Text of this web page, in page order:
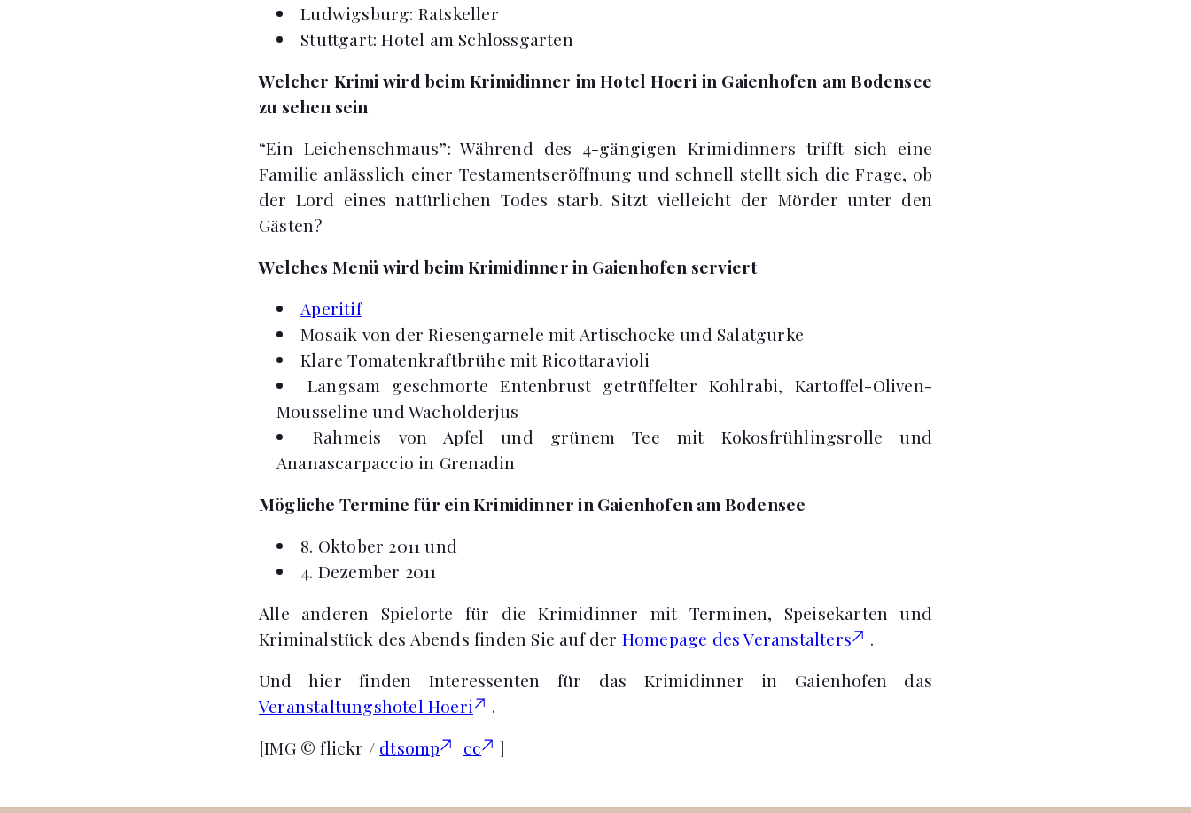
Ludwigsburg: Ratskeller
Stuttgart: Hotel am Schlossgarten
Welcher Krimi wird beim Krimidinner im Hotel Hoeri in Gaienhofen am Bodensee
zu sehen sein
“Ein Leichenschmaus”: Während des 4-gängigen Krimidinners trifft sich eine
Familie anlässlich einer Testamentseröffnung und schnell stellt sich die Frage, ob
der Lord eines natürlichen Todes starb. Sitzt vielleicht der Mörder unter den
Gästen?
Welches Menü wird beim Krimidinner in Gaienhofen serviert
Aperitif
Mosaik von der Riesengarnele mit Artischocke und Salatgurke
Klare Tomatenkraftbrühe mit Ricottaravioli
Langsam geschmorte Entenbrust getrüffelter Kohlrabi, Kartoffel-Oliven-
Mousseline und Wacholderjus
Rahmeis von Apfel und grünem Tee mit Kokosfrühlingsrolle und
Ananascarpaccio in Grenadin
Mögliche Termine für ein Krimidinner in Gaienhofen am Bodensee
8. Oktober 2011 und
4. Dezember 2011
Alle anderen Spielorte für die Krimidinner mit Terminen, Speisekarten und
Kriminalstück des Abends finden Sie auf der Homepage des Veranstalters
.
Und hier finden Interessenten für das Krimidinner in Gaienhofen das
Veranstaltungshotel Hoeri
.
[IMG © flickr / dtsomp cc ]